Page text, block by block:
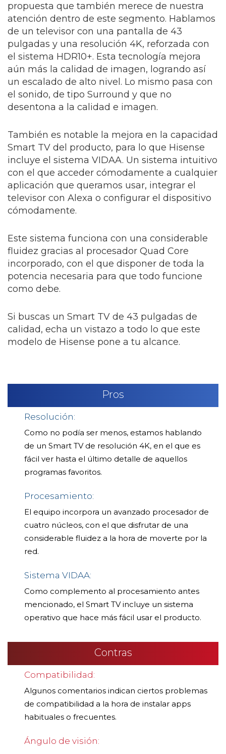
propuesta que también merece de nuestra
atención dentro de este segmento. Hablamos
de un televisor con una pantalla de 43
pulgadas y una resolución 4K, reforzada con
el sistema HDR10+. Esta tecnología mejora
aún más la calidad de imagen, logrando así
un escalado de alto nivel. Lo mismo pasa con
el sonido, de tipo Surround y que no
desentona a la calidad e imagen.
También es notable la mejora en la capacidad
Smart TV del producto, para lo que Hisense
incluye el sistema VIDAA. Un sistema intuitivo
con el que acceder cómodamente a cualquier
aplicación que queramos usar, integrar el
televisor con Alexa o configurar el dispositivo
cómodamente.
Este sistema funciona con una considerable
fluidez gracias al procesador Quad Core
incorporado, con el que disponer de toda la
potencia necesaria para que todo funcione
como debe.
Si buscas un Smart TV de 43 pulgadas de
calidad, echa un vistazo a todo lo que este
modelo de Hisense pone a tu alcance.
Pros
Resolución:
Como no podía ser menos, estamos hablando
de un Smart TV de resolución 4K, en el que es
fácil ver hasta el último detalle de aquellos
programas favoritos.
Procesamiento:
El equipo incorpora un avanzado procesador de
cuatro núcleos, con el que disfrutar de una
considerable fluidez a la hora de moverte por la
red.
Sistema VIDAA:
Como complemento al procesamiento antes
mencionado, el Smart TV incluye un sistema
operativo que hace más fácil usar el producto.
Contras
Compatibilidad:
Algunos comentarios indican ciertos problemas
de compatibilidad a la hora de instalar apps
habituales o frecuentes.
Ángulo de visión: